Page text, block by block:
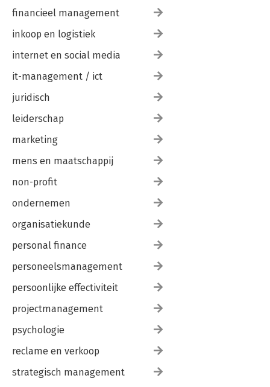
financieel management
inkoop en logistiek
internet en social media
it-management / ict
juridisch
leiderschap
marketing
mens en maatschappij
non-profit
ondernemen
organisatiekunde
personal finance
personeelsmanagement
persoonlijke effectiviteit
projectmanagement
psychologie
reclame en verkoop
strategisch management